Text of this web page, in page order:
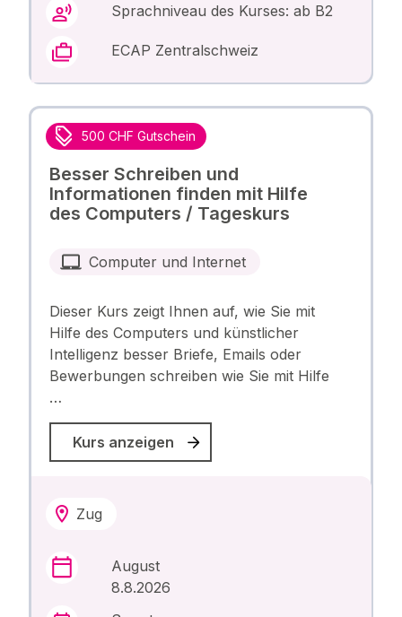
Sprachniveau des Kurses: ab B2
ECAP Zentralschweiz
500 CHF Gutschein
Besser Schreiben und
Informationen finden mit Hilfe
des Computers / Tageskurs
Computer und Internet
Dieser Kurs zeigt Ihnen auf, wie Sie mit
Hilfe des Computers und künstlicher
Intelligenz besser Briefe, Emails oder
Bewerbungen schreiben wie Sie mit Hilfe
…
Kurs anzeigen
Zug
August
8.8.2026